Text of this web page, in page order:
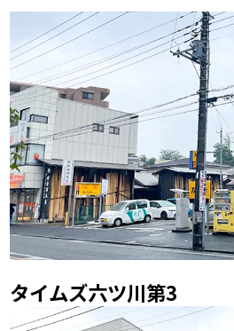
タイムズ六ツ川第3